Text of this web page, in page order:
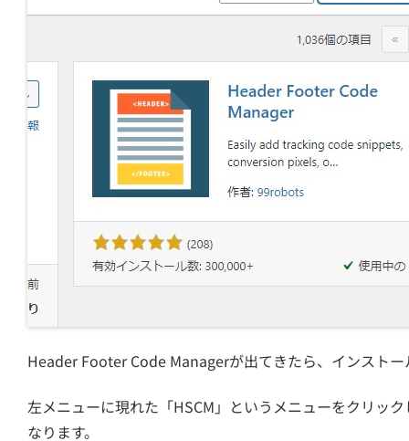
Header Footer Code Managerが出てきたら、インストー
左メニューに現れた「HSCM」というメニューをクリッ
なります。